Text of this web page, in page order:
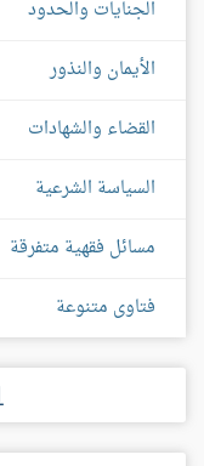
الجنايات والحدود
الأيمان والنذور
القضاء والشهادات
السياسة الشرعية
مسائل فقهية متفرقة
فتاوى متنوعة